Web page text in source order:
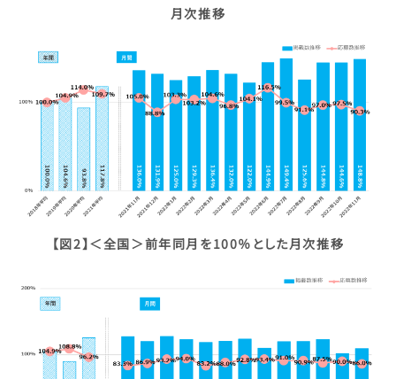
月次推移
【図2】＜全国＞前年同月を100％とした月次推移